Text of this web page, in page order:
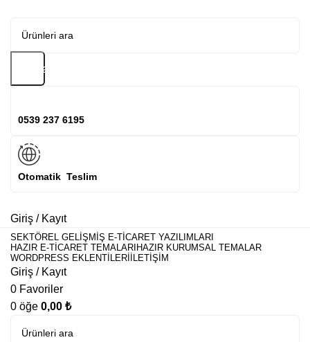
Arama
0539 237 6195
Otomatik Teslim
Giriş / Kayıt
SEKTÖREL GELIŞMIŞ E-TICARET YAZILIMLARI
HAZIR E-TICARET TEMALARI HAZIR KURUMSAL TEMALAR
WORDPRESS EKLENTILERI
İLETIŞIM
Giriş / Kayıt
0 Favoriler
0 öğe 0,00 ₺